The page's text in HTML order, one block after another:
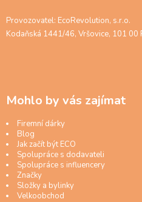
Provozovatel: EcoRevolution, s.r.o.
Kodaňská 1441/46, Vršovice, 101 00
Mohlo by vás zajímat
Firemní dárky
Blog
Jak začít být ECO
Spolupráce s dodavateli
Spolupráce s influencery
Značky
Složky a bylinky
Velkoobchod